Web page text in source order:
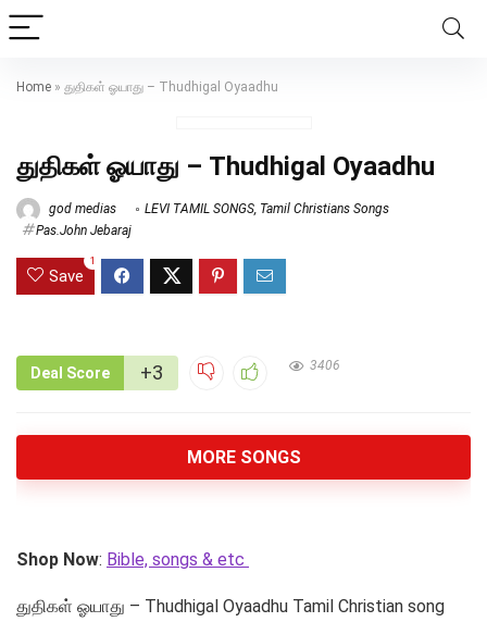
Home » துதிகள் ஓயாது – Thudhigal Oyaadhu
துதிகள் ஓயாது – Thudhigal Oyaadhu
god medias LEVI TAMIL SONGS, Tamil Christians Songs
Pas.John Jebaraj
Save
1
Deal Score +3 3406
MORE SONGS
Shop Now: Bible, songs & etc
துதிகள் ஓயாது – Thudhigal Oyaadhu Tamil Christian song